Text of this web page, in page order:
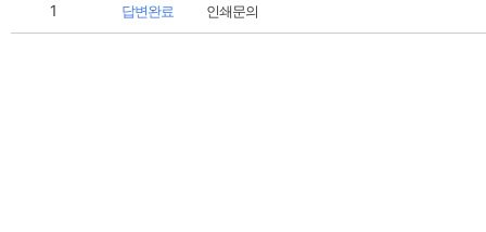
1 답변완료 인쇄문의